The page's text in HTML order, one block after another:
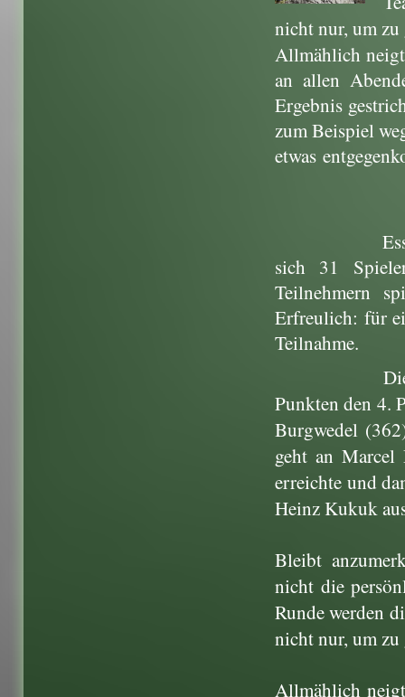
nicht nur, um zu
Allmählich
an allen
Ergebnis
zum Beispiel
etwas
sich 31
Teilnehmern
Erfreulich: für
Teilnahme.
Punkten den 4.
Burgwedel
geht an
erreichte und
Heinz Kukuk
Bleibt
nicht die
Runde werden
nicht nur, um zu
Allmählich